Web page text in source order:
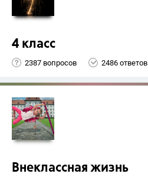
4 класс
2387 вопросов 2486 ответов
Внеклассная жизнь